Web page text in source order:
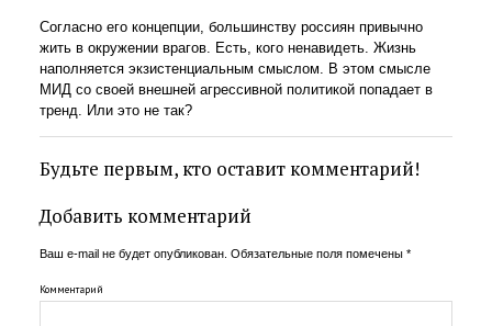
Согласно его концепции, большинству россиян привычно
жить в окружении врагов. Есть, кого ненавидеть. Жизнь
наполняется экзистенциальным смыслом. В этом смысле
МИД со своей внешней агрессивной политикой попадает в
тренд. Или это не так?
Будьте первым, кто оставит комментарий!
Добавить комментарий
Ваш e-mail не будет опубликован. Обязательные поля помечены *
Комментарий